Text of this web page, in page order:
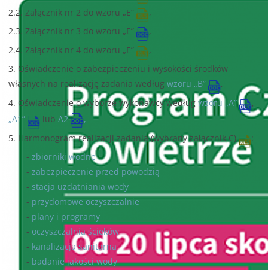
2.2. Załącznik nr 2 do wzoru „E”
,
2.3. Załącznik nr 3 do wzoru „E”
,
2.4. Załącznik nr 4 do wzoru „E”
,
3. Oświadczenie o zabezpieczeniu i wysokości środków
własnych na realizację zadania według wzoru „B”
,
4. Oświadczenie o wyborze wykonawcy według wzoru „A”
,
„A1”
lub A2
,
5. Harmonogram realizacji zadania (wybrany załącznik C)
:
- zbiorniki wodne
- zabezpieczenie przed powodzią
- stacja uzdatniania wody
- przydomowe oczyszczalnie
- plany i programy
- oczyszczalnia ścieków
- kanalizacja sanitarna
- badanie jakości wody